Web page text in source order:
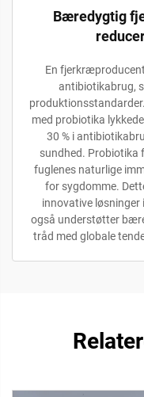
Bæredygtig
En
antibiotikabrug,
med probiotika
30 % i
sundhed. Probiotika
fuglenes naturlige
for sygdomme.
innovative
også understøtter
tråd med globale